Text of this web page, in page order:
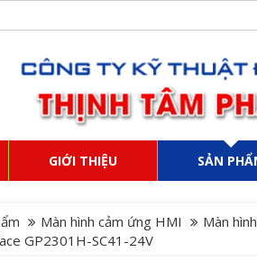
GIỚI THIỆU SẢN
Màn hình cảm ứng HMI Màn
GP2301H-SC41-24V